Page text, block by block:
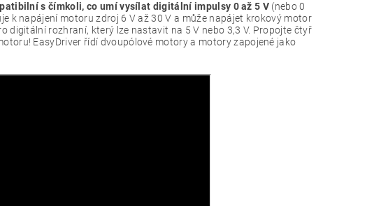
s čímkoli, co umí vysílat digitální impulsy 0 až 5 V (nebo 0
k napájení motoru zdroj 6 V až 30 V a může napájet krokový motor
digitální rozhraní, který lze nastavit na 5 V nebo 3,3 V. Propojte čtyř
EasyDriver řídí dvoupólové motory a motory zapojené jako